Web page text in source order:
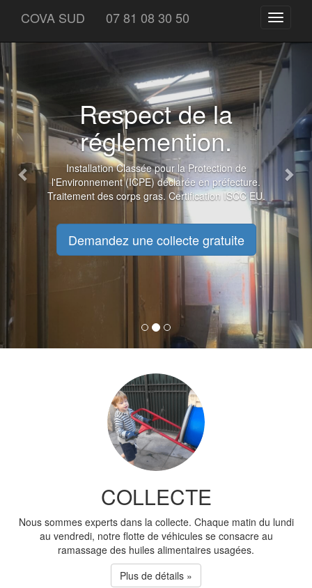
Toggle
COVA SUD 07 81 08 30 50
Respect de la
réglemention.
Installation Classée pour la Protection de
l'Environnement (ICPE) déclarée en préfecture.
Traitement des corps gras. Certification ISCC EU.
Demandez une collecte gratuite
Previous
COLLECTE
Nous sommes experts dans la collecte. Chaque matin du lundi
au vendredi, notre flotte de véhicules se consacre au
ramassage des huiles alimentaires usagées.
Plus de détails »